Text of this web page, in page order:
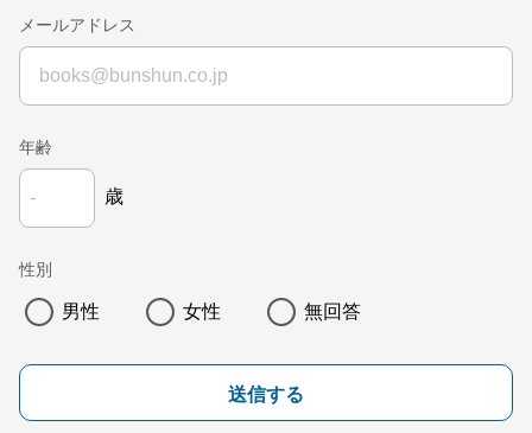
メールアドレス
年齢
歳
性別
男性 女性 無回答
送信する